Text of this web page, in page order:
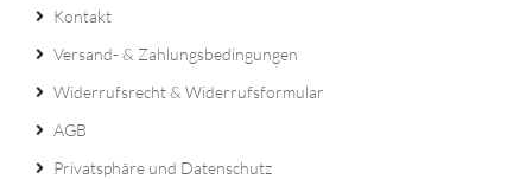
Kontakt
Versand- & Zahlungsbedingungen
Widerrufsrecht & Widerrufsformular
AGB
Privatsphäre und Datenschutz